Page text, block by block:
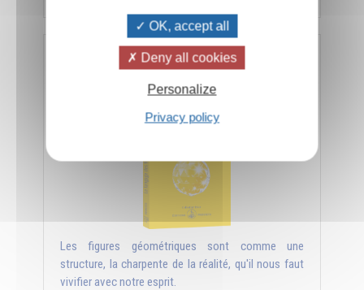
Le langage des figures géométriques
Les figures géométriques sont comme une
structure, la charpente de la réalité, qu'il nous faut
vivifier avec notre esprit.
OK, accept all
Deny all cookies
Personalize
Privacy policy